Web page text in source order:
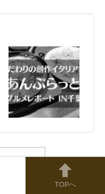
TOPへ